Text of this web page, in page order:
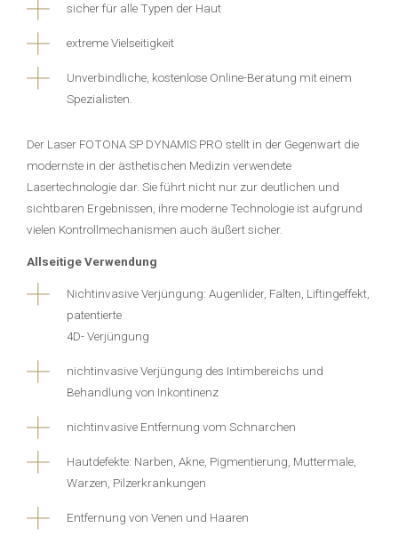
sicher für alle Typen der Haut
extreme Vielseitigkeit
Unverbindliche, kostenlose Online-Beratung mit einem
Spezialisten.
Der Laser FOTONA SP DYNAMIS PRO stellt in der Gegenwart die
modernste in der ästhetischen Medizin verwendete
Lasertechnologie dar. Sie führt nicht nur zur deutlichen und
sichtbaren Ergebnissen, ihre moderne Technologie ist aufgrund
vielen Kontrollmechanismen auch äußert sicher.
Allseitige Verwendung
Nichtinvasive Verjüngung: Augenlider, Falten, Liftingeffekt,
patentierte
4D- Verjüngung
nichtinvasive Verjüngung des Intimbereichs und
Behandlung von Inkontinenz
nichtinvasive Entfernung vom Schnarchen
Hautdefekte: Narben, Akne, Pigmentierung, Muttermale,
Warzen, Pilzerkrankungen
Entfernung von Venen und Haaren